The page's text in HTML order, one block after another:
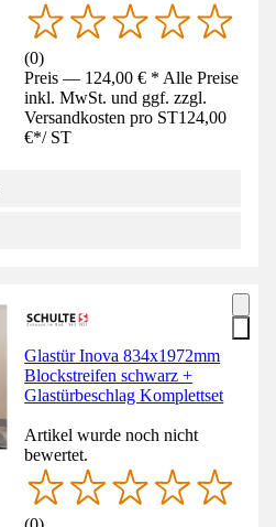
(0)
Preis — 124,00 € * Alle Preise
inkl. MwSt. und ggf. zzgl.
Versandkosten pro ST124,00
€*/ ST
Glastür Inova 834x1972mm
Blockstreifen schwarz +
Glastürbeschlag Komplettset
Artikel wurde noch nicht
bewertet.